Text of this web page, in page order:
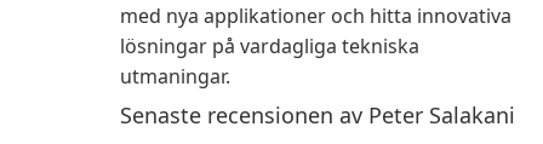
med nya applikationer och hitta innovativa
lösningar på vardagliga tekniska
utmaningar.
Senaste recensionen av Peter Salakani